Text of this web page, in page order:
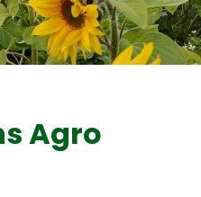
Agro